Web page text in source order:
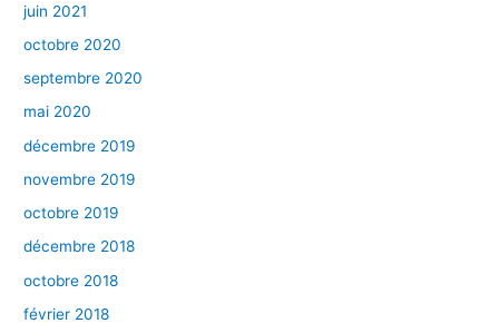
juin 2021
octobre 2020
septembre 2020
mai 2020
décembre 2019
novembre 2019
octobre 2019
décembre 2018
octobre 2018
février 2018